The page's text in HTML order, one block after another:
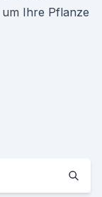
Ihre Pflanze